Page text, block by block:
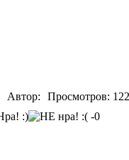
Автор:
Просмотров:
-0